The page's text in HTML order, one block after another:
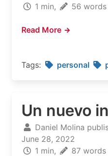
1 min,
56 words
Read More
Tags: personal
Un nuevo
Daniel Molina
June 28, 2022
1 min,
87 words